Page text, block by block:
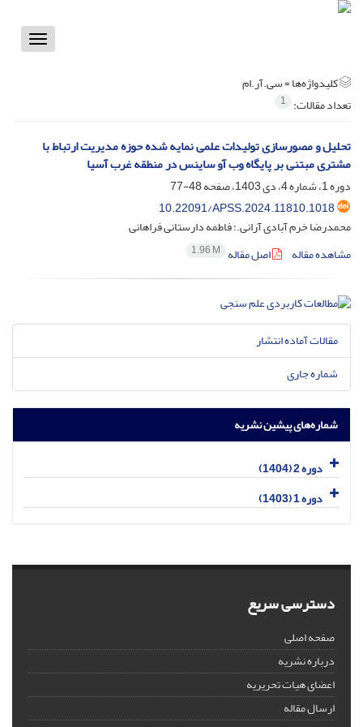
Toggle
کلیدواژه‌ها =سی.آر.ام
تعداد مقالات: 1
تحلیل و مصورسازی تولیدات علمی نمایه شده حوزه مدیریت ارتباط با
مشتری مبتنی بر پایگاه وب آو ساینس در منطقه غرب آسیا
دوره 1، شماره 4، دی 1403، صفحه
48-77
10.22091/APSS.2024.11810.1018
محمدرضا خرم آبادی آرانی.؛ فاطمه دارستانی فراهانی
مشاهده مقاله
اصل مقاله 1.96 M
مقالات آماده انتشار
شماره جاری
شماره‌های پیشین نشریه
دوره 2 (1404)
دوره 1 (1403)
دسترسی سریع
صفحه اصلی
درباره نشریه
اعضای هیات تحریریه
ارسال مقاله